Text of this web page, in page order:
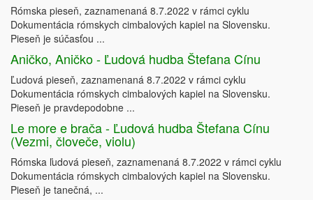
Rómska pieseň, zaznamenaná 8.7.2022 v rámci cyklu
Dokumentácia rómskych cimbalových kapiel na Slovensku.
Pieseň je súčasťou ...
Aničko, Aničko - Ľudová hudba Štefana Cínu
Ľudová pieseň, zaznamenaná 8.7.2022 v rámci cyklu
Dokumentácia rómskych cimbalových kapiel na Slovensku.
Pieseň je pravdepodobne ...
Le more e brača - Ľudová hudba Štefana Cínu
(Vezmi, človeče, violu)
Rómska ľudová pieseň, zaznamenaná 8.7.2022 v rámci cyklu
Dokumentácia rómskych cimbalových kapiel na Slovensku.
Pieseň je tanečná, ...